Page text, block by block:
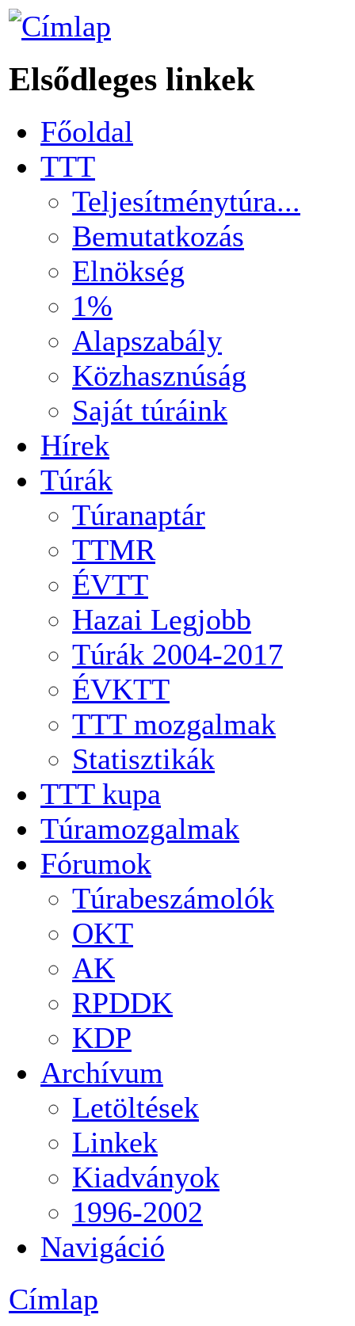
Elsődleges linkek
Főoldal
TTT
Teljesítménytúra...
Bemutatkozás
Elnökség
1%
Alapszabály
Közhasznúság
Saját túráink
Hírek
Túrák
Túranaptár
TTMR
ÉVTT
Hazai Legjobb
Túrák 2004-2017
ÉVKTT
TTT mozgalmak
Statisztikák
TTT kupa
Túramozgalmak
Fórumok
Túrabeszámolók
OKT
AK
RPDDK
KDP
Archívum
Letöltések
Linkek
Kiadványok
1996-2002
Navigáció
Címlap